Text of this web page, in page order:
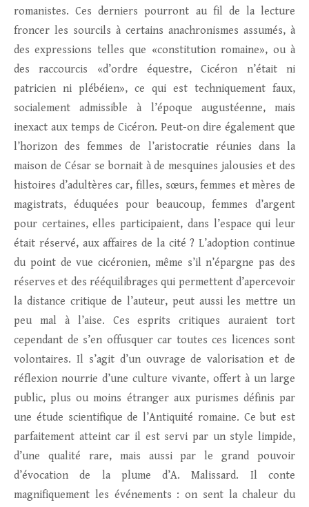
romanistes. Ces derniers pourront au fil de la lecture
froncer les sourcils à certains anachronismes assumés, à
des expressions telles que «constitution romaine», ou à
des raccourcis «d’ordre équestre, Cicéron n’était ni
patricien ni plébéien», ce qui est techniquement faux,
socialement admissible à l’époque augustéenne, mais
inexact aux temps de Cicéron. Peut-on dire également que
l’horizon des femmes de l’aristocratie réunies dans la
maison de César se bornait à de mesquines jalousies et des
histoires d’adultères car, filles, sœurs, femmes et mères de
magistrats, éduquées pour beaucoup, femmes d’argent
pour certaines, elles participaient, dans l’espace qui leur
était réservé, aux affaires de la cité ? L’adoption continue
du point de vue cicéronien, même s’il n’épargne pas des
réserves et des rééquilibrages qui permettent d’apercevoir
la distance critique de l’auteur, peut aussi les mettre un
peu mal à l’aise. Ces esprits critiques auraient tort
cependant de s’en offusquer car toutes ces licences sont
volontaires. Il s’agit d’un ouvrage de valorisation et de
réflexion nourrie d’une culture vivante, offert à un large
public, plus ou moins étranger aux purismes définis par
une étude scientifique de l’Antiquité romaine. Ce but est
parfaitement atteint car il est servi par un style limpide,
d’une qualité rare, mais aussi par le grand pouvoir
d’évocation de la plume d’A. Malissard. Il conte
magnifiquement les événements : on sent la chaleur du